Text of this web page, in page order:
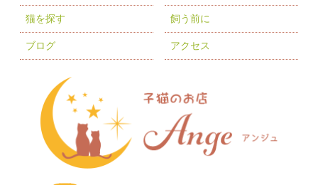
2025年9月(2)
2025年6月(3)
(6)
2025年3月(11)
猫を探す 飼う前に
ブログ アクセス